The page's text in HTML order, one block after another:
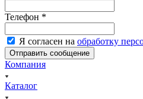
Телефон *
Я согласен на обработку
Компания
Каталог